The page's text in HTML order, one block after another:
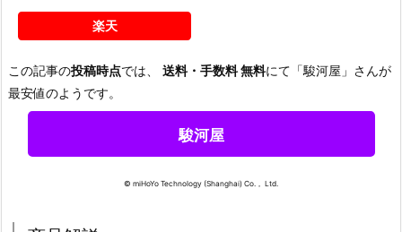
楽天
この記事の投稿時点では、 送料・手数料 無料にて「駿河屋」さんが
最安値のようです。
駿河屋
© miHoYo Technology (Shanghai) Co.， Ltd.